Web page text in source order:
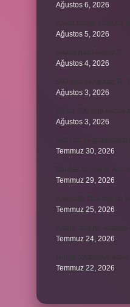
Ağustos 6, 2026
Ağustos 5, 2026
Ağustos 4, 2026
Ağustos 3, 2026
Ağustos 3, 2026
Temmuz 30, 2026
Temmuz 29, 2026
Temmuz 25, 2026
Temmuz 24, 2026
Temmuz 22, 2026